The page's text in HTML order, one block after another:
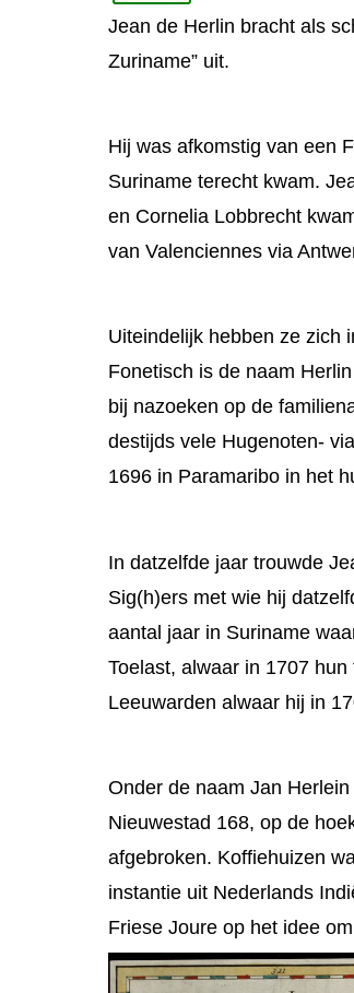
Jean de Herlin bracht als
Zuriname” uit.
Hij was afkomstig van een
Suriname terecht kwam.
en Cornelia Lobbrecht
van Valenciennes via
Uiteindelijk hebben ze zich
Fonetisch is de naam
bij nazoeken op de
destijds vele Hugenoten-
1696 in Paramaribo in het
In datzelfde jaar trouwde
Sig(h)ers met wie hij
aantal jaar in Suriname
Toelast, alwaar in 1707
Leeuwarden alwaar hij in
Onder de naam Jan
Nieuwestad 168, op de
afgebroken. Koffiehuizen
instantie uit Nederlands
Friese Joure op het idee